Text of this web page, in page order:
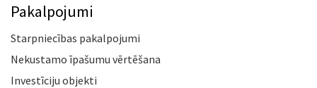
Pakalpojumi
Starpniecības pakalpojumi
Nekustamo īpašumu vērtēšana
Investīciju objekti